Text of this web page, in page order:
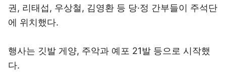
권, 리태섭, 우상철, 김영환 등 당·정 간부들이 주석단
에 위치했다.
행사는 깃발 게양, 주악과 예포 21발 등으로 시작했
다.